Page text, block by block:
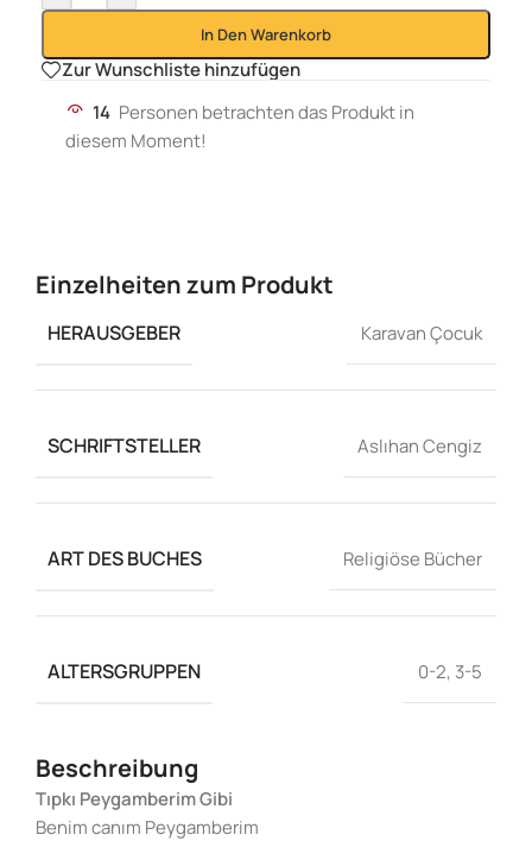
In Den Warenkorb
Zur Wunschliste hinzufügen
14 Personen betrachten das Produkt in
diesem Moment!
Einzelheiten zum Produkt
HERAUSGEBER Karavan Çocuk
SCHRIFTSTELLER Aslıhan Cengiz
ART DES BUCHES Religiöse Bücher
ALTERSGRUPPEN 0-2, 3-5
Beschreibung
Tıpkı Peygamberim Gibi
Benim canım Peygamberim